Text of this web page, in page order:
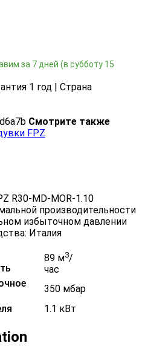
за 7 дней (в субботу 15
1 год | Страна
Смотрите также
FPZ
R30-MD-MOR-1.10
производительности
избыточном давлении
Италия
89 м3/
час
350 мбар
1.1 кВт